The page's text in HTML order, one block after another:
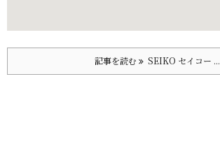
記事を読む SEIKO セイコー ...